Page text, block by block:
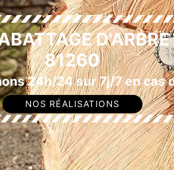
81260
24h/24 sur 7j/7 en cas
NOS RÉALISATIONS